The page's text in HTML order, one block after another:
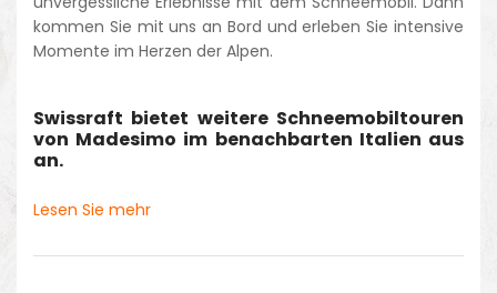
kommen Sie mit uns an Bord und erleben Sie intensive
Momente im Herzen der Alpen.
Swissraft bietet weitere Schneemobiltouren
von Madesimo im benachbarten Italien aus
an.
Lesen Sie mehr